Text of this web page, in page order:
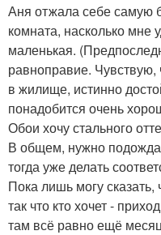
Аня отжала себе самую
комната, насколько мне
маленькая.
равноправие.
в жилище, истинно
понадобится очень
Обои хочу стального
В общем, нужно
тогда уже делать
Пока лишь могу
так что кто хочет -
там всё равно ещё